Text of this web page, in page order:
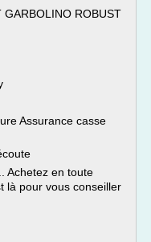
GARBOLINO ROBUST
Assurance casse
Achetez en toute
là pour vous conseiller